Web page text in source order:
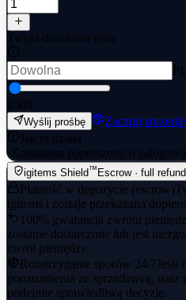
Twoja docelowa cena
0500
Wyślij prośbę
Zacznij
Jak to działa
· Zostaniesz poproszony o
igitems Shield™Escrow · full
Płatność w depozycie (escrow)
igitems i zostaje przekazana
100% gwarancja zwrotu
zostanie dostarczone lub jest
zwrot pieniędzy.
Rozstrzyganie sporów 24/7 Jeśli
porozumienia ze sprzedawcą,
podejmie sprawiedliwą decyzję.